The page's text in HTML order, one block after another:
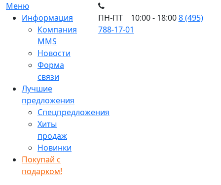
Меню
Информация
Компания
MMS
Новости
Форма
связи
Лучшие
предложения
Спецпредложения
Хиты
продаж
Новинки
Покупай с
подарком!
ПН-ПТ 10:00 - 18:008 (495)
788-17-01